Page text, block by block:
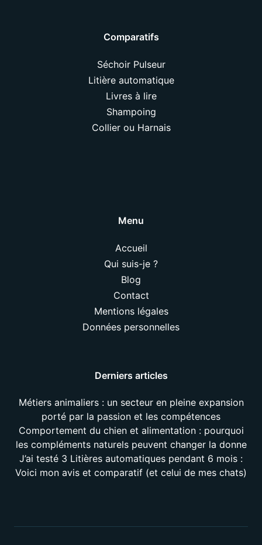
Comparatifs
Séchoir Pulseur
Litière automatique
Livres à lire
Shampoing
Collier ou Harnais
Menu
Accueil
Qui suis-je ?
Blog
Contact
Mentions légales
Données personnelles
Derniers articles
Métiers animaliers : un secteur en pleine expansion
porté par la passion et les compétences
Comportement du chien et alimentation : pourquoi
les compléments naturels peuvent changer la donne
J’ai testé 3 Litières automatiques pendant 6 mois :
Voici mon avis et comparatif (et celui de mes chats)